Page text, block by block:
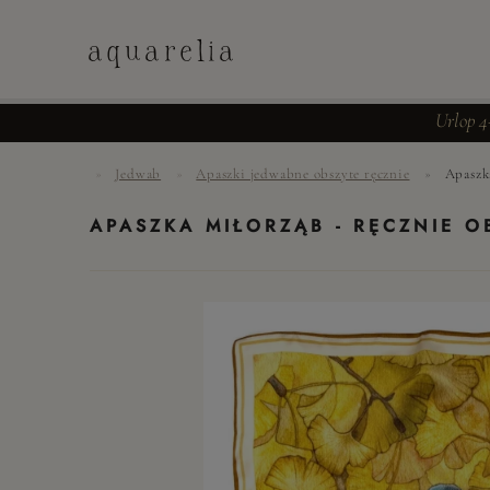
Urlop
aquarelia
Jedwab Apaszki jedwabne obszyte ręcznie »
APASZKA MIŁORZĄB - RĘCZNIE